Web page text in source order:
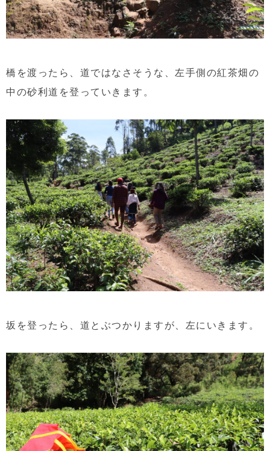
橋を渡ったら、道ではなさそうな、左手側の紅茶畑の
中の砂利道を登っていきます。
坂を登ったら、道とぶつかりますが、左にいきます。